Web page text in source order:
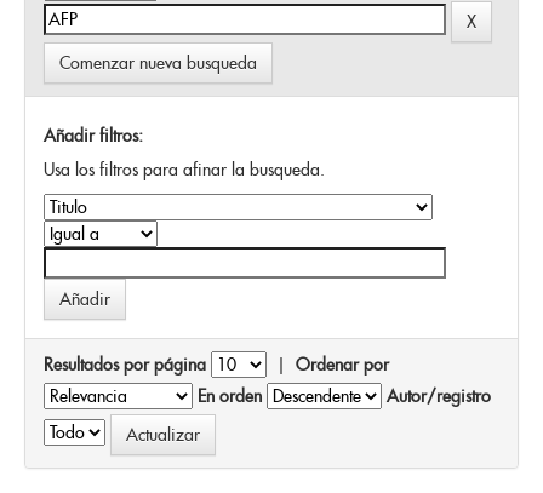
Comenzar nueva busqueda
Añadir filtros:
Usa los filtros para afinar la busqueda.
Resultados por página | Ordenar por
En orden
Autor/registro